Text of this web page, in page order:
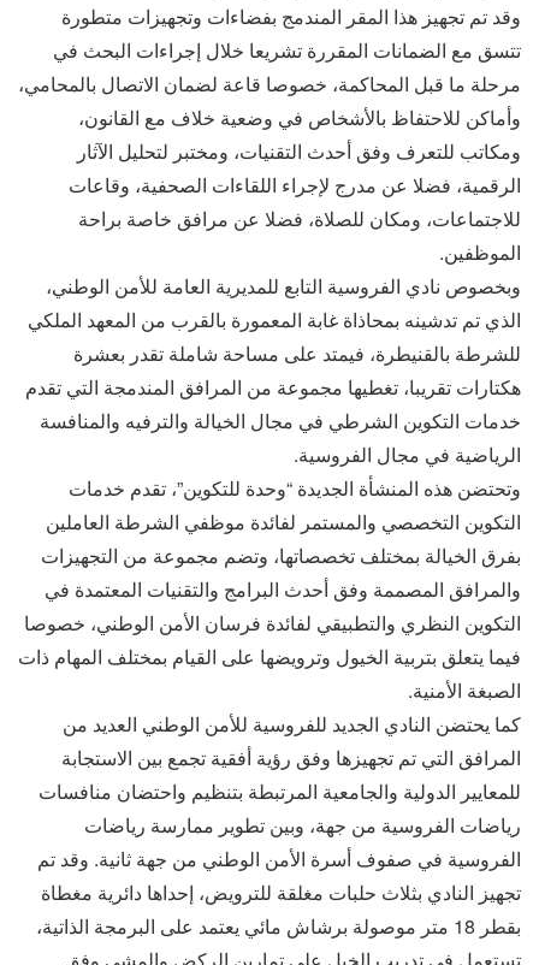
وقد تم تجهيز هذا المقر المندمج بفضاءات وتجهيزات متطورة
تتسق مع الضمانات المقررة تشريعا خلال إجراءات البحث في
مرحلة ما قبل المحاكمة، خصوصا قاعة لضمان الاتصال بالمحامي،
وأماكن للاحتفاظ بالأشخاص في وضعية خلاف مع القانون،
ومكاتب للتعرف وفق أحدث التقنيات، ومختبر لتحليل الآثار
الرقمية، فضلا عن مدرج لإجراء اللقاءات الصحفية، وقاعات
للاجتماعات، ومكان للصلاة، فضلا عن مرافق خاصة براحة
الموظفين.
وبخصوص نادي الفروسية التابع للمديرية العامة للأمن الوطني،
الذي تم تدشينه بمحاذاة غابة المعمورة بالقرب من المعهد الملكي
للشرطة بالقنيطرة، فيمتد على مساحة شاملة تقدر بعشرة
هكتارات تقريبا، تغطيها مجموعة من المرافق المندمجة التي تقدم
خدمات التكوين الشرطي في مجال الخيالة والترفيه والمنافسة
الرياضية في مجال الفروسية.
وتحتضن هذه المنشأة الجديدة “وحدة للتكوين”، تقدم خدمات
التكوين التخصصي والمستمر لفائدة موظفي الشرطة العاملين
بفرق الخيالة بمختلف تخصصاتها، وتضم مجموعة من التجهيزات
والمرافق المصممة وفق أحدث البرامج والتقنيات المعتمدة في
التكوين النظري والتطبيقي لفائدة فرسان الأمن الوطني، خصوصا
فيما يتعلق بتربية الخيول وترويضها على القيام بمختلف المهام ذات
الصبغة الأمنية.
كما يحتضن النادي الجديد للفروسية للأمن الوطني العديد من
المرافق التي تم تجهيزها وفق رؤية أفقية تجمع بين الاستجابة
للمعايير الدولية والجامعية المرتبطة بتنظيم واحتضان منافسات
رياضات الفروسية من جهة، وبين تطوير ممارسة رياضات
الفروسية في صفوف أسرة الأمن الوطني من جهة ثانية. وقد تم
تجهيز النادي بثلاث حلبات مغلقة للترويض، إحداها دائرية مغطاة
بقطر 18 متر موصولة برشاش مائي يعتمد على البرمجة الذاتية،
تستعمل في تدريب الخيل على تمارين الركض والمشي وفق